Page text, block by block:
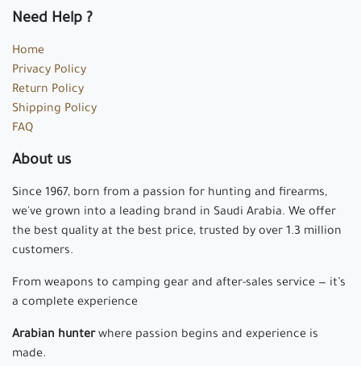
Need Help ?
Home
Privacy Policy
Return Policy
Shipping Policy
FAQ
About us
Since 1967, born from a passion for hunting and firearms,
we've grown into a leading brand in Saudi Arabia. We offer
the best quality at the best price, trusted by over 1.3 million
customers.
From weapons to camping gear and after-sales service — it’s
a complete experience
Arabian hunterwhere passion begins and experience is
made.